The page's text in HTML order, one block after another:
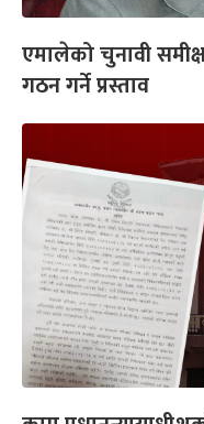
एमालेको चुनावी
गठन गर्ने प्रस्ताव